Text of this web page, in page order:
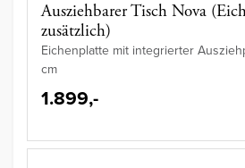
Ausziehbarer Tisch Nova
zusätzlich)
Eichenplatte mit integrierter
cm
1.899,-